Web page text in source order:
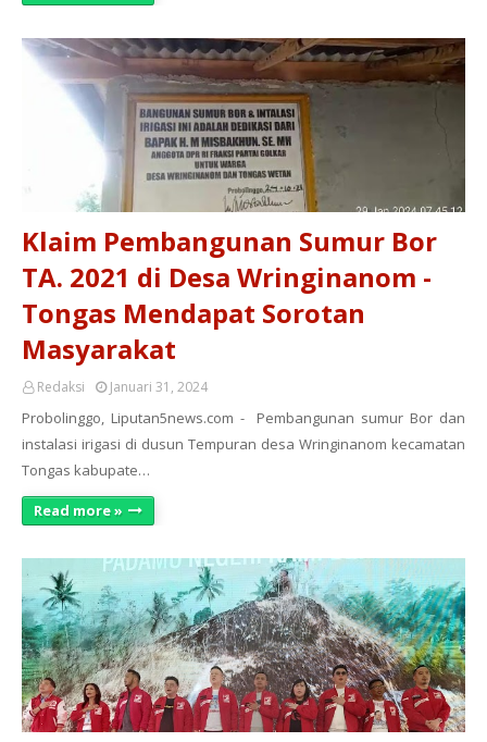
Klaim Pembangunan Sumur Bor
TA. 2021 di Desa Wringinanom -
Tongas Mendapat Sorotan
Masyarakat
Redaksi Januari 31, 2024
Probolinggo, Liputan5news.com - Pembangunan sumur Bor dan
instalasi irigasi di dusun Tempuran desa Wringinanom kecamatan
Tongas kabupate…
Read more »